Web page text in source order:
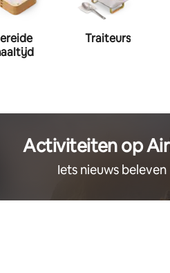
Traiteurs
Activiteiten op
Iets nieuws beleven